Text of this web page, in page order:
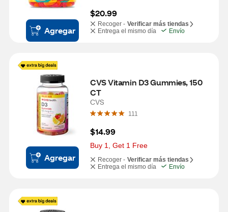
Agregar
$20.99
Recoger - Verificar más tiendas
Entrega el mismo día
Envío
Agregar
CVS Vitamin D3 Gummies, 150
CT
CVS
111
$14.99
Buy 1, Get 1 Free
Recoger - Verificar más tiendas
Entrega el mismo día
Envío